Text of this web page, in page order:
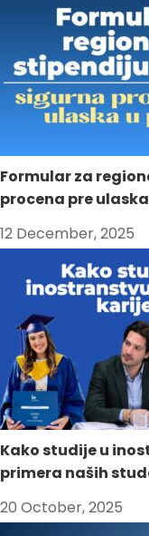
Formular za
procena pre
12 December, 2025
Kako studije u
primera naših
20 October, 2025